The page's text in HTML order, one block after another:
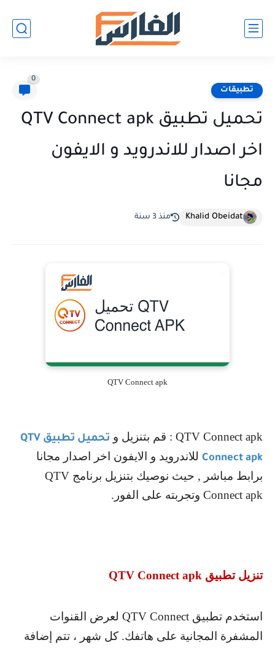
تطبيقات
0
تحميل تطبيق QTV Connect apk
اخر اصدار للاندرويد و الايفون
مجانا
Khalid Obeidat منذ 3 سنة
QTV Connect apk
QTV Connect apk : قم بتنزيل و تحميل تطبيق QTV
Connect apk للاندرويد و الايفون اخر اصدار مجانا
برابط مباشر , حيث نوصيك بتنزيل برنامج QTV
Connect apk وتجربته على الفور.
تنزيل تطبيق QTV Connect apk
استخدم تطبيق QTV Connect لعرض القنوات
المشفرة المجانية على هاتفك. كل شهر ، تتم إضافة